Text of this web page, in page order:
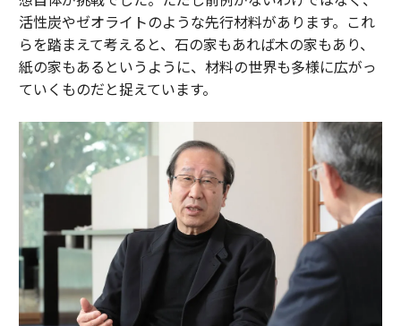
活性炭やゼオライトのような先行材料があります。これ
らを踏まえて考えると、石の家もあれば木の家もあり、
紙の家もあるというように、材料の世界も多様に広がっ
ていくものだと捉えています。